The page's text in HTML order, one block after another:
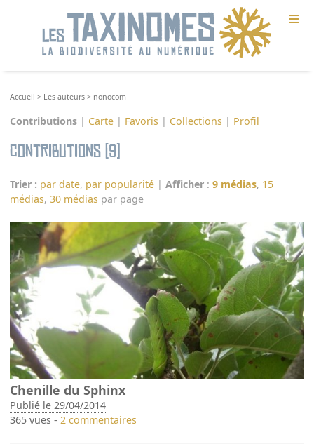
≡
Accueil > Les auteurs > nonocom
Contributions | Carte | Favoris | Collections | Profil
Contributions (9)
Trier : par date, par popularité |Afficher :9 médias, 15
médias,30 médias par page
Chenille du Sphinx
Publié le 29/04/2014
365 vues -2 commentaires